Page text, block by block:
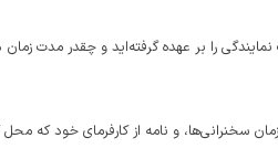
را بر عهده گرفته‌اید و چقدر مدت زمان
سخنرانی‌ها، و نامه از کارفرمای خود که محل